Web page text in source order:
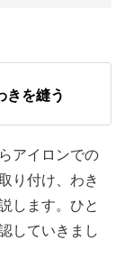
なっているの
07:11
11:10
14:28
を縫う
アイロンでの
り付け、わき
します。ひと
していきまし